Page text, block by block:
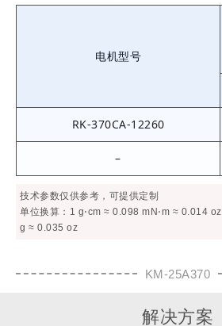
电机型号
RK-370CA-12260
–
技术参数仅供参考，可提供定制
单位换算：1 g⋅cm ≈ 0.098 mN⋅m ≈ 0.014
g ≈ 0.035 oz
KM-25A370
解决方案